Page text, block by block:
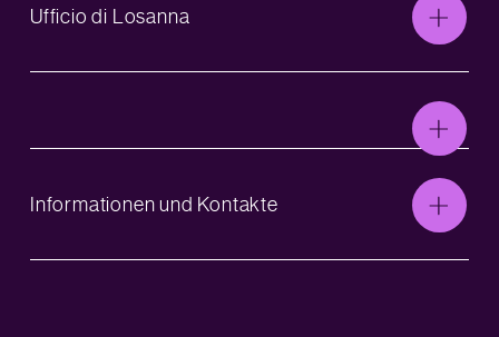
Ufficio di Losanna
Informationen und Kontakte